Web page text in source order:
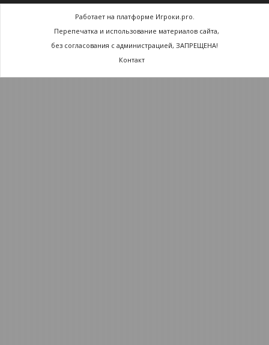
Работает на платформе Игроки.pro.
Перепечатка и использование материалов сайта,
без согласования с администрацией, ЗАПРЕЩЕНА!
Контакт